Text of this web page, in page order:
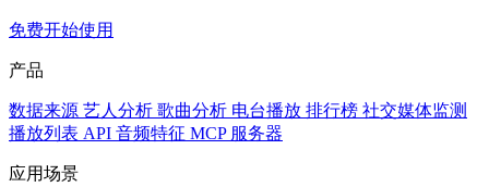
免费开始使用
产品
数据来源 艺人分析 歌曲分析 电台播放 排行榜 社交媒体监测
播放列表 API 音频特征 MCP 服务器
应用场景